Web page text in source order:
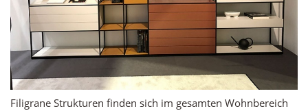
Filigrane Strukturen finden sich im gesamten Wohnbereich